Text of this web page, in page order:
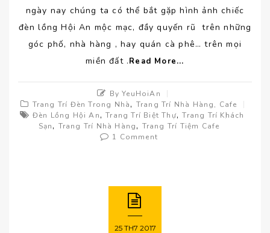
ngày nay chúng ta có thể bắt gặp hình ảnh chiếc
đèn lồng Hội An mộc mạc, đầy quyến rũ trên những
góc phố, nhà hàng , hay quán cà phê… trên mọi
miền đất .Read More...
By YeuHoiAn
Trang Trí Đèn Trong Nhà, Trang Trí Nhà Hàng, Cafe
Đèn Lồng Hội An,Trang Trí Biệt Thự,Trang Trí Khách
Sạn, Trang Trí Nhà Hàng, Trang Trí Tiệm Cafe
1 Comment
25 TH7 2017